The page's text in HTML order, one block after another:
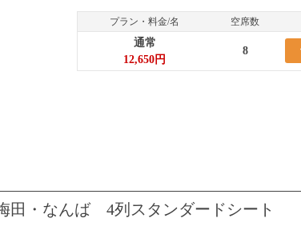
プラン・料金/名 空席数
通常
12,650円
8
・なんば 4列スタンダードシート